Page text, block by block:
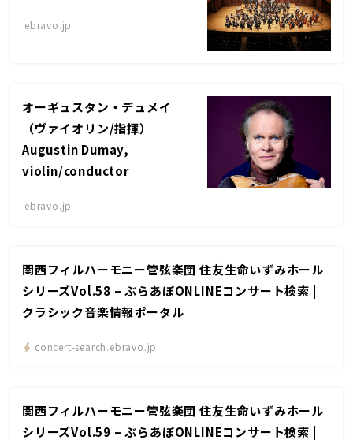
ebravo.jp
オーギュスタン・デュメイ
（ヴァイオリン/指揮）
Augustin Dumay,
violin/conductor
ebravo.jp
関西フィルハーモニー管弦楽団 住友生命いずみホール
シリーズVol.58 – ぶらあぼONLINEコンサート検索 |
クラシック音楽情報ポータル
concert-search.ebravo.jp
関西フィルハーモニー管弦楽団 住友生命いずみホール
シリーズVol.59 – ぶらあぼONLINEコンサート検索 |